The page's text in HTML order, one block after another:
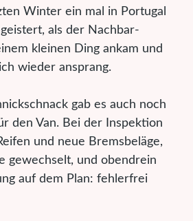
Winter ein mal in Portugal
als der Nachbar-
kleinen Ding ankam und
wieder ansprang.
gab es auch noch
den Van. Bei der Inspektion
und neue Bremsbeläge,
gewechselt, und obendrein
auf dem Plan: fehlerfrei